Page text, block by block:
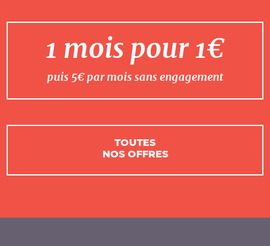
1 mois pour 1€
puis 5€ par mois sans engagement
TOUTES
NOS OFFRES